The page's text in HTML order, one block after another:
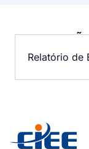
DE
CONTAS
Relatório de